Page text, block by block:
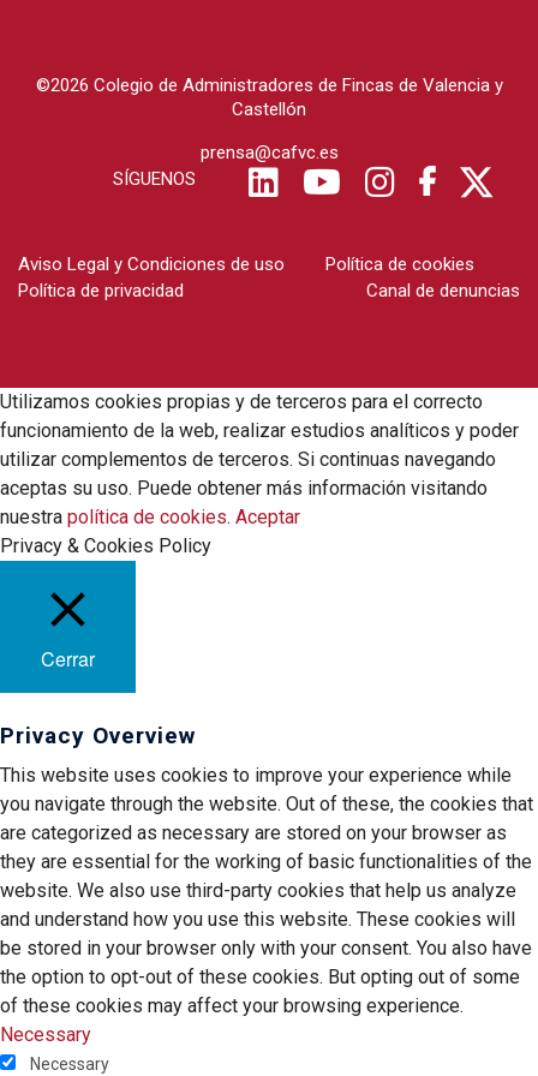
©2026 Colegio de Administradores de Fincas de Valencia y
Castellón
prensa@cafvc.es
SÍGUENOS
Aviso Legal y Condiciones de uso
Política de cookies
Política de privacidad
Canal de denuncias
Utilizamos cookies propias y de terceros para el correcto
funcionamiento de la web, realizar estudios analíticos y poder
utilizar complementos de terceros. Si continuas navegando
aceptas su uso. Puede obtener más información visitando
nuestra política de cookies. Aceptar
Privacy & Cookies Policy
Cerrar
Privacy Overview
This website uses cookies to improve your experience while
you navigate through the website. Out of these, the cookies that
are categorized as necessary are stored on your browser as
they are essential for the working of basic functionalities of the
website. We also use third-party cookies that help us analyze
and understand how you use this website. These cookies will
be stored in your browser only with your consent. You also have
the option to opt-out of these cookies. But opting out of some
of these cookies may affect your browsing experience.
Necessary
Necessary